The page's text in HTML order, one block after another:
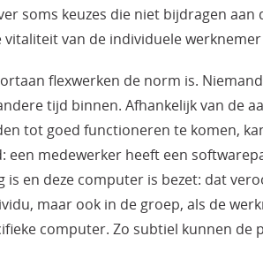
soms keuzes die niet bijdragen aan
van de individuele
flexwerken de norm is.
tijd binnen. Afhankelijk van de
tot goed functioneren te komen,
een medewerker heeft een
is en deze computer is bezet: dat
maar ook in de groep, als de
computer. Zo subtiel kunnen de